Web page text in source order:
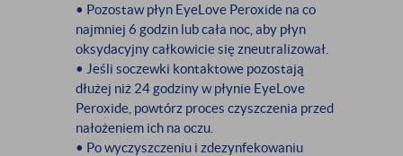
• Pozostaw płyn EyeLove Peroxide na co
najmniej 6 godzin lub cała noc, aby płyn
oksydacyjny całkowicie się zneutralizował.
• Jeśli soczewki kontaktowe pozostają
dłużej niż 24 godziny w płynie EyeLove
Peroxide, powtórz proces czyszczenia przed
nałożeniem ich na oczu.
• Po wyczyszczeniu i zdezynfekowaniu